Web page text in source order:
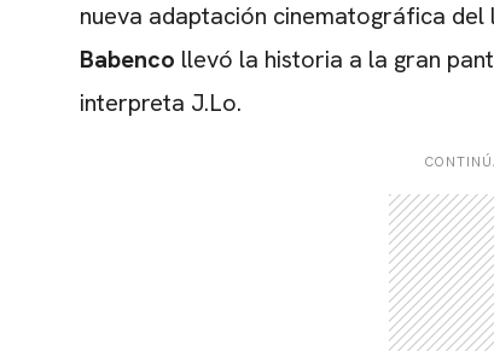
nueva adaptación cinematográfica del
Babenco llevó la historia a la gran
interpreta J.Lo.